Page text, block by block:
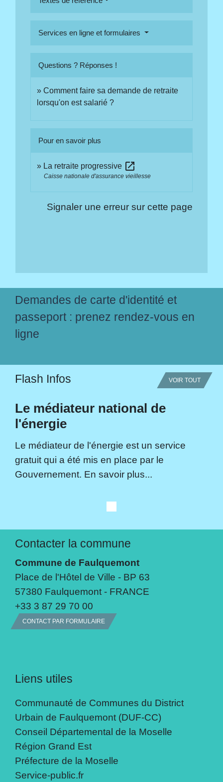
Services en ligne et formulaires
Questions ? Réponses !
Comment faire sa demande de retraite
lorsqu'on est salarié ?
Pour en savoir plus
La retraite progressive open_in_new
Caisse nationale d'assurance vieillesse
Signaler une erreur sur cette page
Demandes de carte d'identité et
passeport : prenez rendez-vous en
ligne
Flash Infos VOIR TOUT
Le médiateur national de
l'énergie
Le médiateur de l'énergie est un service
gratuit qui a été mis en place par le
Gouvernement. En savoir plus...
Contacter la commune
Commune de Faulquemont
Place de l'Hôtel de Ville - BP 63
57380 Faulquemont - FRANCE
+33 3 87 29 70 00
CONTACT PAR FORMULAIRE
Liens utiles
Communauté de Communes du District
Urbain de Faulquemont (DUF-CC)
Conseil Départemental de la Moselle
Région Grand Est
Préfecture de la Moselle
Service-public.fr